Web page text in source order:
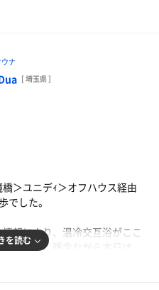
ナ
[ 埼玉県 ]
＞ユニデｨ＞オフハウス経由
でした。
報により、温冷交互浴がここ
したが、残念ながら本日は
クレームでも入ったのでし
を読む